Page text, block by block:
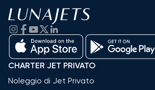
CHARTER JET PRIVATO
Noleggio di Jet Privato